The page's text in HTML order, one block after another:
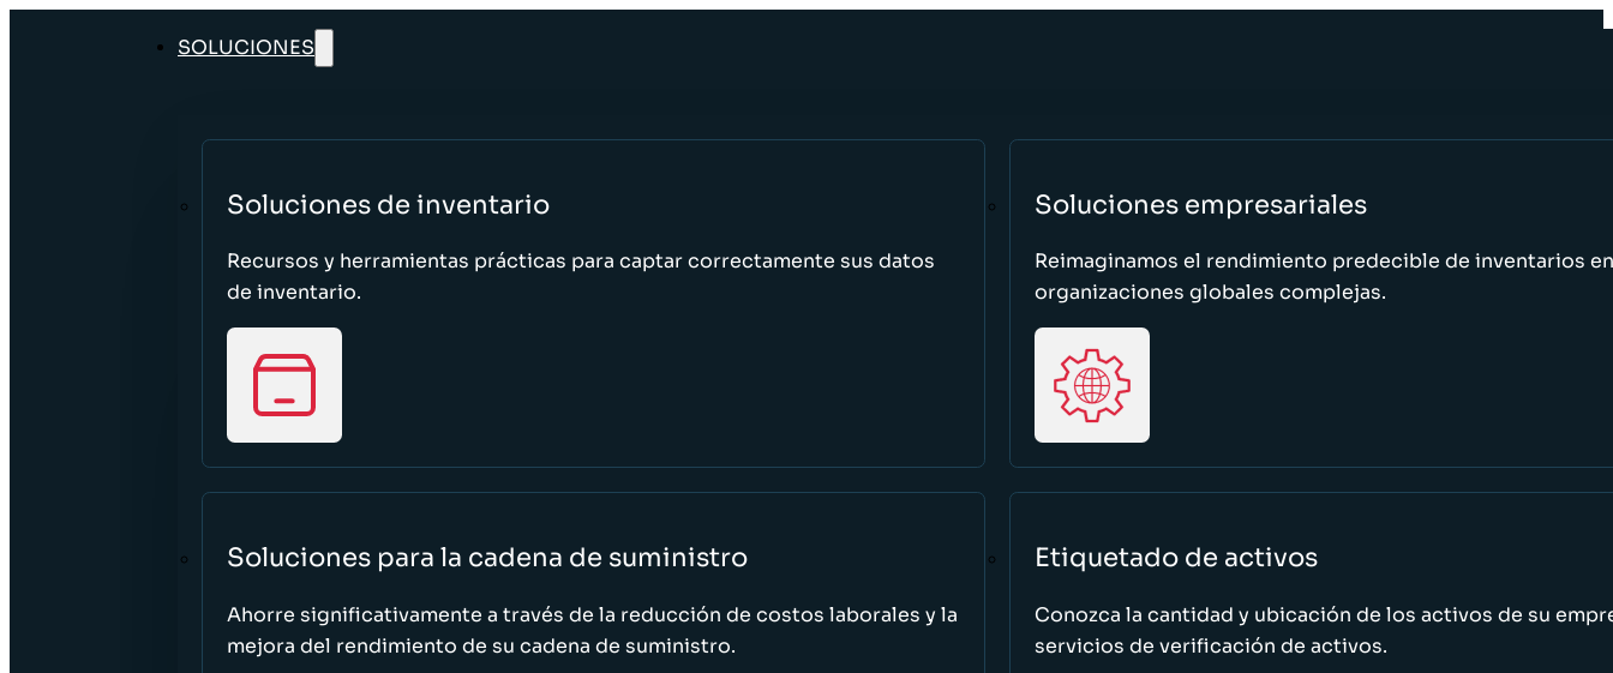
SOLUCIONES
Soluciones de inventario
Recursos y herramientas prácticas para captar correctamente sus datos
de inventario.
Soluciones empresariales
Reimaginamos el rendimiento predecible de inventarios en
organizaciones globales complejas.
Soluciones para la cadena de suministro
Ahorre significativamente a través de la reducción de costos laborales y la
mejora del rendimiento de su cadena de suministro.
Etiquetado de activos
Conozca la cantidad y ubicación de los activos de su
servicios de verificación de activos.